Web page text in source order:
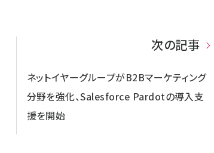
次の記事
ネットイヤーグループがB2Bマーケティング
分野を強化、Salesforce Pardotの導入支
援を開始